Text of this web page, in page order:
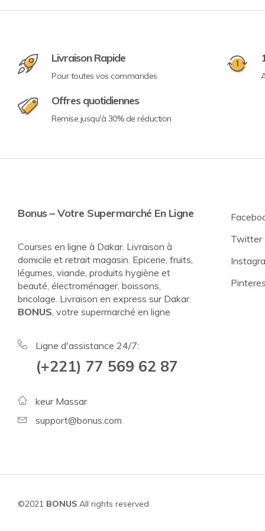
Livraison Rapide
Pour toutes vos commandes
Offres quotidiennes
Remise jusqu'à 30% de réduction
Bonus – Votre Supermarché En Ligne
Courses en ligne à Dakar. Livraison à
domicile et retrait magasin. Epicerie, fruits,
légumes, viande, produits hygiène et
beauté, électroménager, boissons,
bricolage. Livraison en express sur Dakar.
BONUS, votre supermarché en ligne
Ligne d'assistance 24/7:
(+221) 77 569 62 87
keur Massar
support@bonus.com
Twitter
©2021 BONUS All rights reserved